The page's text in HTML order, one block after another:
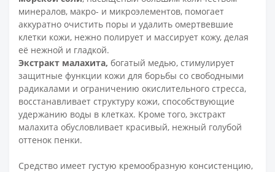
минералов, макро- и микроэлементов, помогает
аккуратно очистить поры и удалить омертвевшие
клетки кожи, нежно полирует и массирует кожу, делая
её нежной и гладкой.
Экстракт малахита, богатый медью, стимулирует
защитные функции кожи для борьбы со свободными
радикалами и ограничению окислительного стресса,
восстанавливает структуру кожи, способствующие
удержанию воды в клетках. Кроме того, экстракт
малахита обусловливает красивый, нежный голубой
оттенок пенки.
Средство имеет густую кремообразную консистенцию,